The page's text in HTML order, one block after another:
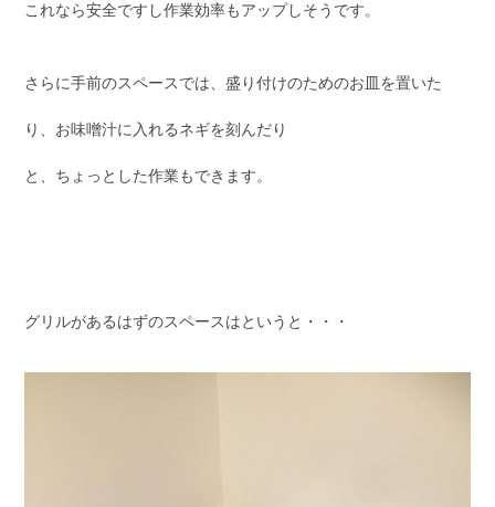
これなら安全ですし作業効率もアップしそうです。
さらに手前のスペースでは、盛り付けのためのお皿を置いた
り、お味噌汁に入れるネギを刻んだり
と、ちょっとした作業もできます。
グリルがあるはずのスペースはというと・・・